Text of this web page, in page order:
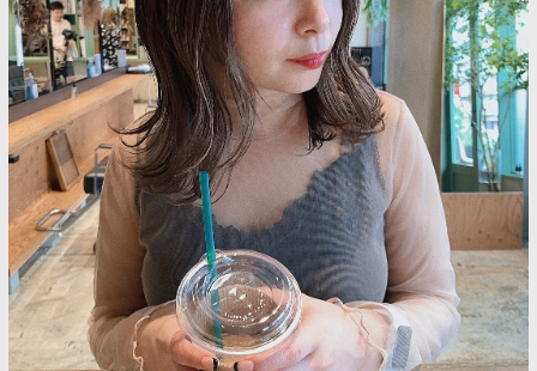
ヘアギャラリー
プロダクト
アクセス
採用情報
ブログ
クーポン
Q&A